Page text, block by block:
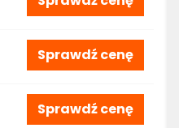
Sprawdź cenę
Sprawdź cenę